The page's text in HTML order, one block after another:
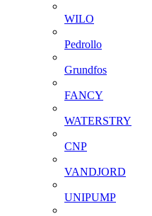
WILO
Pedrollo
Grundfos
FANCY
WATERSTRY
CNP
VANDJORD
UNIPUMP